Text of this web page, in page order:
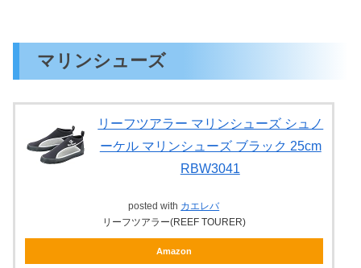
マリンシューズ
リーフツアラー マリンシューズ シュノ
ーケル マリンシューズ ブラック 25cm
RBW3041
posted with カエレバ
リーフツアラー(REEF TOURER)
Amazon